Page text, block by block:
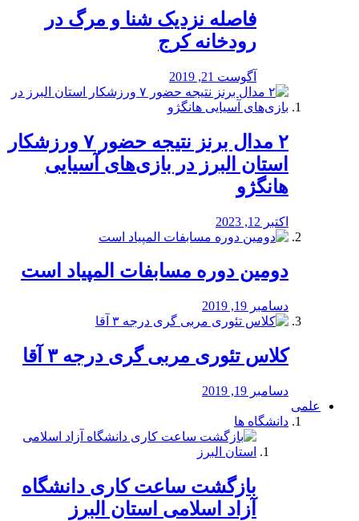
️فاصله نزدیک شنا و مرگ در
رودخانه کرج
آگوست 21, 2019
۲ مدال برنز نتیجه حضور ۷ ورزشکار
استان البرز در بازی‌های آسیایی
هانگژو
اکتبر 12, 2023
دومین دوره مسابفات المپیاد است
دسامبر 19, 2019
کلاس تئوری مربی گری درجه ۳ آقا
دسامبر 19, 2019
علمی
دانشگاه ها
بازگشت ساعت کاری دانشگاه
آزاد اسلامی استان البرز